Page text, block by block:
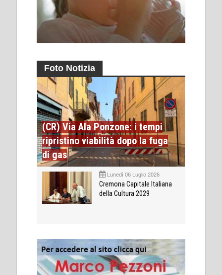
Foto Notizia
(CR) Via Ala Ponzone: i tempi
ripristino viabilità dopo la fuga
di gas
Lunedì 06 Luglio 2026
Cremona Capitale Italiana
della Cultura 2029